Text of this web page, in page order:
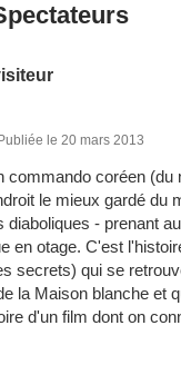
Publiée le 20 mars 2013
commando coréen (du
le mieux gardé du
diaboliques - prenant
en otage. C'est
secrets) qui se
la Maison blanche et
d'un film dont on